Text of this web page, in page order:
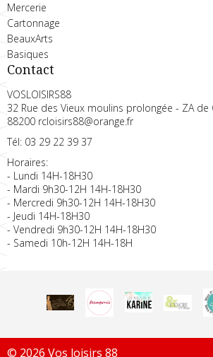
Mercerie
Cartonnage
BeauxArts
Basiques
Contact
VOSLOISIRS88
32 Rue des Vieux moulins prolongée - ZA de
88200 rcloisirs88@orange.fr
Tél: 03 29 22 39 37
Horaires:
- Lundi 14H-18H30
- Mardi 9h30-12H 14H-18H30
- Mercredi 9h30-12H 14H-18H30
- Jeudi 14H-18H30
- Vendredi 9h30-12H 14H-18H30
- Samedi 10h-12H 14H-18H
© 2026 Vos loisirs 88